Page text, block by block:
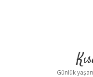
Günlük